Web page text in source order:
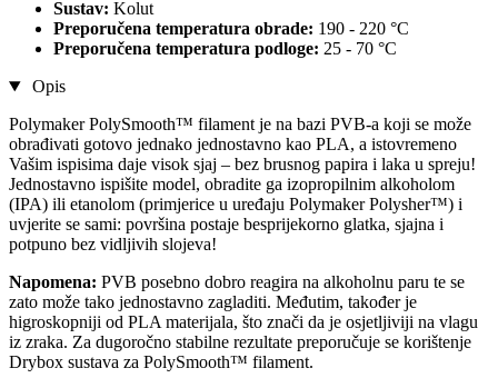
Sustav: Kolut
Preporučena temperatura obrade: 190 - 220 °C
Preporučena temperatura podloge: 25 - 70 °C
Opis
Polymaker PolySmooth™ filament je na bazi PVB-a koji se može
obrađivati gotovo jednako jednostavno kao PLA, a istovremeno
Vašim ispisima daje visok sjaj – bez brusnog papira i laka u spreju!
Jednostavno ispišite model, obradite ga izopropilnim alkoholom
(IPA) ili etanolom (primjerice u uređaju Polymaker Polysher™) i
uvjerite se sami: površina postaje besprijekorno glatka, sjajna i
potpuno bez vidljivih slojeva!
Napomena: PVB posebno dobro reagira na alkoholnu paru te se
zato može tako jednostavno zagladiti. Međutim, također je
higroskopniji od PLA materijala, što znači da je osjetljiviji na vlagu
iz zraka. Za dugoročno stabilne rezultate preporučuje se korištenje
Drybox sustava za PolySmooth™ filament.